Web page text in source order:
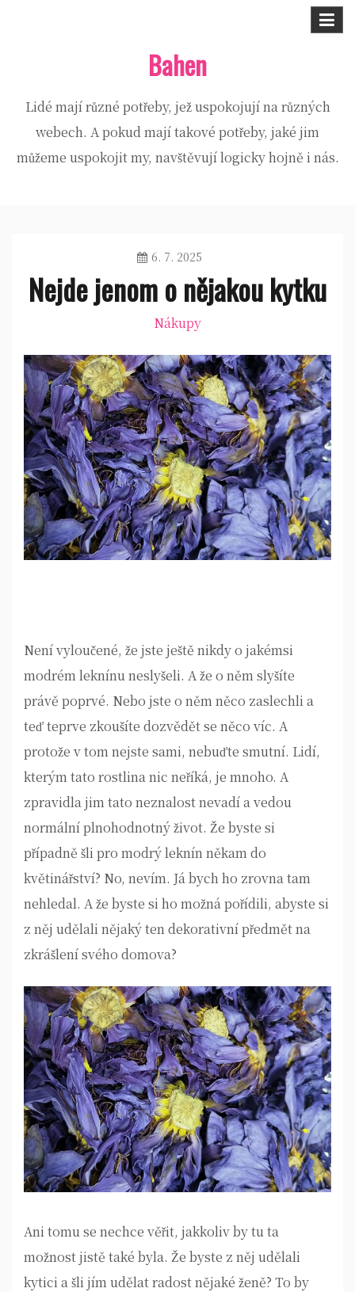
Bahen
Lidé mají různé potřeby, jež uspokojují na různých
webech. A pokud mají takové potřeby, jaké jim
můžeme uspokojit my, navštěvují logicky hojně i nás.
6. 7. 2025
Nejde jenom o nějakou kytku
Nákupy
Není vyloučené, že jste ještě nikdy o jakémsi
modrém leknínu neslyšeli. A že o něm slyšíte
právě poprvé. Nebo jste o něm něco zaslechli a
teď teprve zkoušíte dozvědět se něco víc. A
protože v tom nejste sami, nebuďte smutní. Lidí,
kterým tato rostlina nic neříká, je mnoho. A
zpravidla jim tato neznalost nevadí a vedou
normální plnohodnotný život. Že byste si
případně šli pro modrý leknín někam do
květinářství? No, nevím. Já bych ho zrovna tam
nehledal. A že byste si ho možná pořídili, abyste si
z něj udělali nějaký ten dekorativní předmět na
zkrášlení svého domova?
Ani tomu se nechce věřit, jakkoliv by tu ta
možnost jistě také byla. Že byste z něj udělali
kytici a šli jím udělat radost nějaké ženě? To by